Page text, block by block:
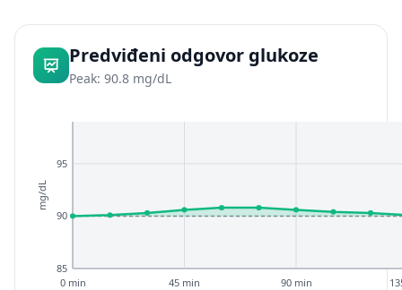
Predviđeni odgovor glukoze
Peak: 90.8 mg/dL
85
90
95
0 min 45 min 90 min
mg/dL